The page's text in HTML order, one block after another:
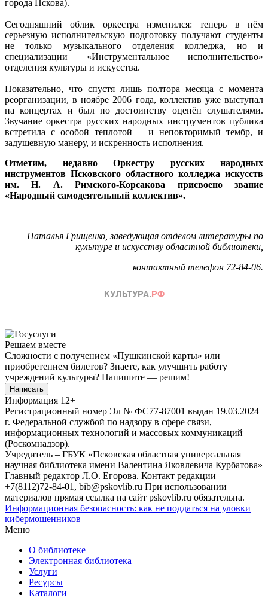
города Пскова).
Сегодняшний облик оркестра изменился: теперь в нём
серьезную исполнительскую подготовку получают студенты
не только музыкального отделения колледжа, но и
специализации «Инструментальное исполнительство»
отделения культуры и искусства.
Показательно, что спустя лишь полтора месяца с момента
реорганизации, в ноябре 2006 года, коллектив уже выступал
на концертах и был по достоинству оценён слушателями.
Звучание оркестра русских народных инструментов публика
встретила с особой теплотой – и неповторимый тембр, и
задушевную манеру, и искренность исполнения.
Отметим, недавно Оркестру русских народных
инструментов Псковского областного колледжа искусств
им. Н. А. Римского-Корсакова присвоено звание
«Народный самодеятельный коллектив».
Наталья Грищенко, заведующая отделом литературы по
культуре и искусству областной библиотеки,
контактный телефон 72-84-06.
Решаем вместе
Сложности с получением «Пушкинской карты» или
приобретением билетов? Знаете, как улучшить работу
учреждений культуры? Напишите — решим!
Написать
Информация 12+
Регистрационный номер Эл № ФС77-87001 выдан 19.03.2024
г. Федеральной службой по надзору в сфере связи,
информационных технологий и массовых коммуникаций
(Роскомнадзор).
Учредитель – ГБУК «Псковская областная универсальная
научная библиотека имени Валентина Яковлевича Курбатова»
Главный редактор Л.О. Егорова. Контакт редакции
+7(8112)72-84-01, bib@pskovlib.ru При использовании
материалов прямая ссылка на сайт pskovlib.ru обязательна.
Информационная безопасность: как не поддаться на уловки
кибермошенников
Меню
О библиотеке
Электронная библиотека
Услуги
Ресурсы
Каталоги